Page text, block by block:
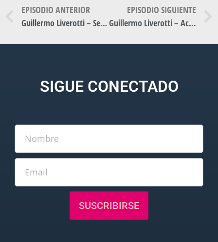
EPISODIO ANTERIOR
Guillermo Liverotti – Semana de la Movilidad Sustentable | #ModernBay – T3-E33.
EPISODIO SIGUIENTE
Guillermo Liverotti – Actividades y Proyectos Locales | #ModernBay – T3-E35
SIGUE CONECTADO
SUSCRIBIRSE